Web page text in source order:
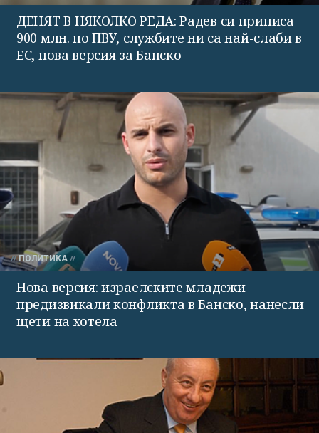
ДЕНЯТ В НЯКОЛКО РЕДА: Радев си приписа
900 млн. по ПВУ, службите ни са най-слаби в
ЕС, нова версия за Банско
ПОЛИТИКА
Нова версия: израелските младежи
предизвикали конфликта в Банско, нанесли
щети на хотела